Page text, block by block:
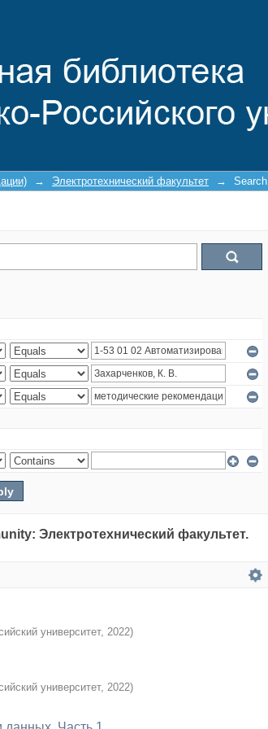
→ Электротехнический факультет → Search
Электротехнический факультет.
университет, 2022)
университет, 2022)